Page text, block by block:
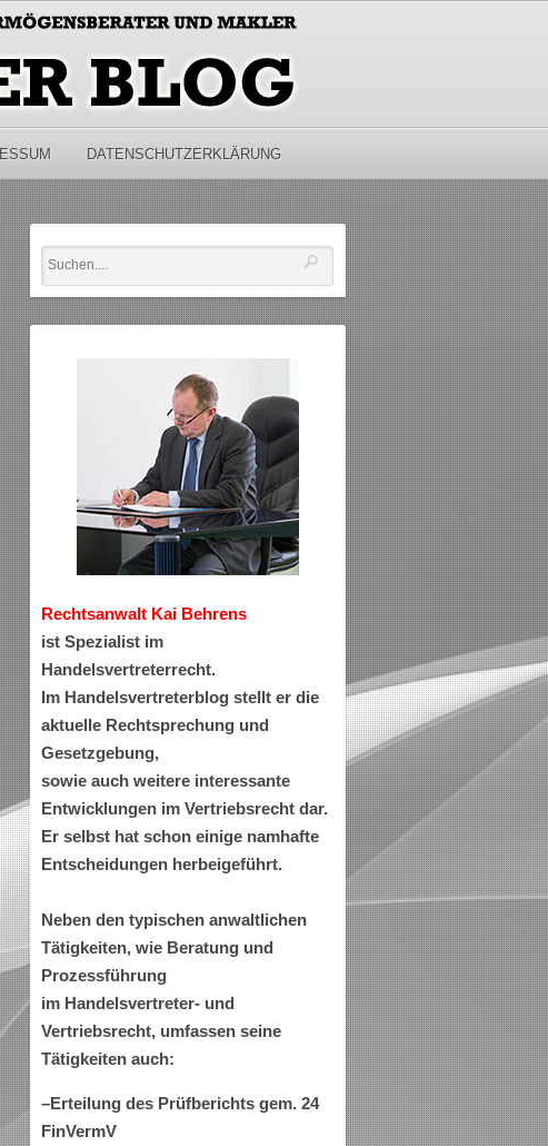
DATENSCHUTZERKLÄRUNG
Rechtsanwalt Kai Behrens
ist Spezialist im
Handelsvertreterrecht.
Im Handelsvertreterblog stellt er die
aktuelle Rechtsprechung und
Gesetzgebung,
sowie auch weitere interessante
Entwicklungen im Vertriebsrecht dar.
Er selbst hat schon einige namhafte
Entscheidungen herbeigeführt.
Neben den typischen anwaltlichen
Tätigkeiten, wie Beratung und
Prozessführung
im Handelsvertreter- und
Vertriebsrecht, umfassen seine
Tätigkeiten auch:
–Erteilung des Prüfberichts gem. 24
FinVermV